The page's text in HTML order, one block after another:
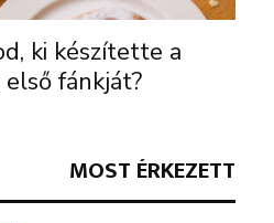
ki készítette a
fánkját?
MOST ÉRKEZETT